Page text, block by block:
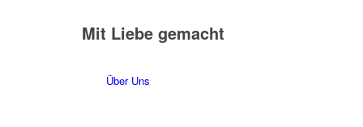
Mit Liebe gemacht
Über Uns